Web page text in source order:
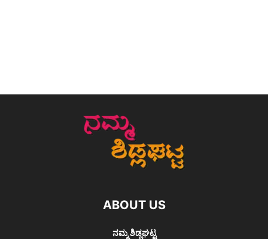
ABOUT US
ನಮ್ಮ ಶಿಡ್ಲಘಟ್ಟ